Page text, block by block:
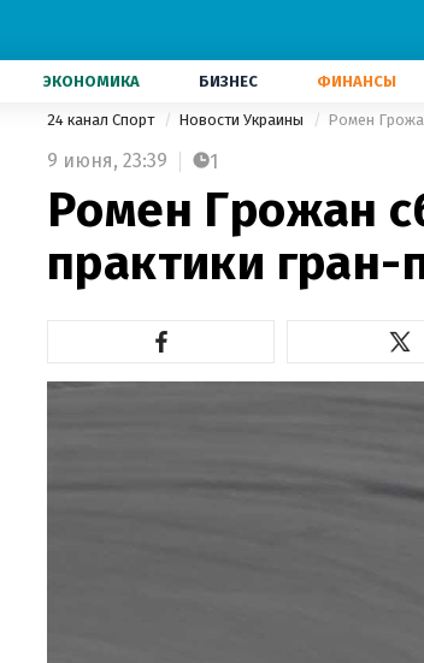
ЭКОНОМИКА БИЗНЕС ФИНАНСЫ
24 канал Спорт Новости Украины Ромен
9 июня, 23:39 1
Ромен Грожан
практики